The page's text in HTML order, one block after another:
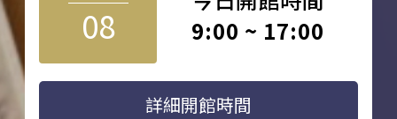
08 9:00 ~ 17:00
詳細開館時間